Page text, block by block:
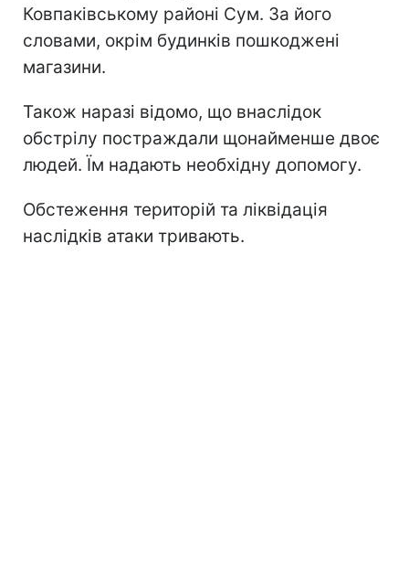
Ковпаківському районі Сум. За його
словами, окрім будинків пошкоджені
магазини.
Також наразі відомо, що внаслідок
обстрілу постраждали щонайменше двоє
людей. Їм надають необхідну допомогу.
Обстеження територій та ліквідація
наслідків атаки тривають.